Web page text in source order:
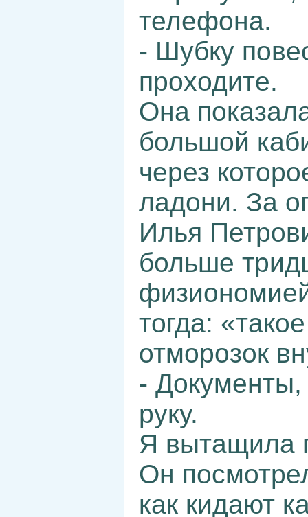
телефона.
- Шубку
проходите.
Она
большой
через
ладони. За
Илья
больше
тогда:
отморозок
- Документы,
руку.
Я вытащила
Он
как кидают